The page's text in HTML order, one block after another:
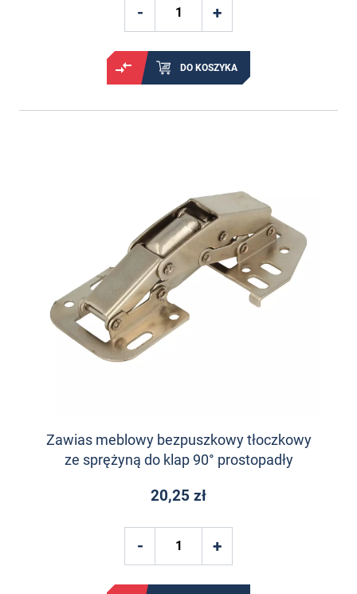
DO KOSZYKA
Zawias meblowy bezpuszkowy tłoczkowy
ze sprężyną do klap 90° prostopadły
20,25 zł